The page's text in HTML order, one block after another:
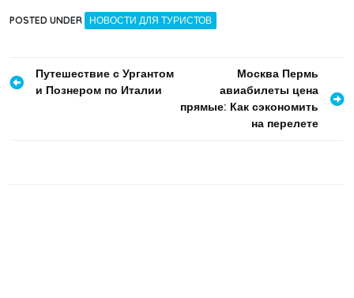
POSTED UNDER НОВОСТИ ДЛЯ ТУРИСТОВ
Навигация
Путешествие с Ургантом
и Познером по Италии
Москва Пермь
авиабилеты цена
прямые: Как сэкономить
на перелете